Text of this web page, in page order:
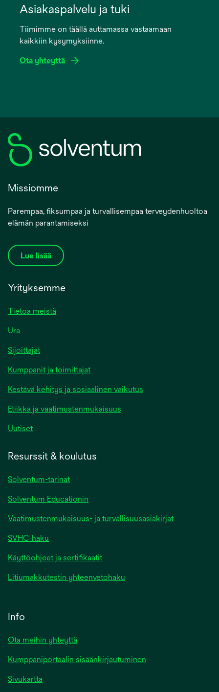
new
Asiakaspalvelu ja tuki
Tiimimme on täällä auttamassa vastaamaan
kaikkiin kysymyksiinne.
Ota yhteyttä
Missiomme
Parempaa, fiksumpaa ja turvallisempaa terveydenhuoltoa
elämän parantamiseksi
Lue lisää
Yrityksemme
Tietoa meistä
Ura
Sijoittajat
Kumppanit ja toimittajat
Kestävä kehitys ja sosiaalinen vaikutus
Etiikka ja vaatimustenmukaisuus
Uutiset
Resurssit & koulutus
Solventum-tarinat
Solventum Educationin
Vaatimustenmukaisuus- ja turvallisuusasiakirjat
SVHC-haku
Käyttöohjeet ja sertifikaatit
Litiumakkutestin yhteenvetohaku
Info
Ota meihin yhteyttä
Kumppaniportaalin sisäänkirjautuminen
Sivukartta